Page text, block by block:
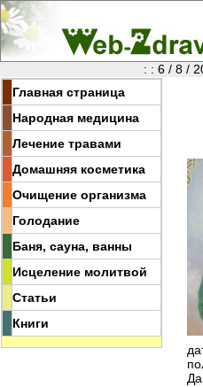
: : 6 / 8 /
Главная страница
Народная медицина
Лечение травами
Домашняя косметика
Очищение организма
Голодание
Баня, сауна, ванны
Исцеление молитвой
Статьи
Книги